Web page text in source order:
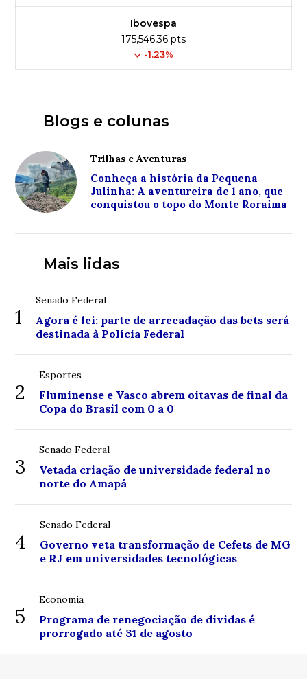
Ibovespa
175,546,36 pts
-1.23%
Blogs e colunas
Trilhas e Aventuras
Conheça a história da Pequena
Julinha: A aventureira de 1 ano, que
conquistou o topo do Monte Roraima
Mais lidas
1
Senado Federal
Agora é lei: parte de arrecadação das bets será
destinada à Polícia Federal
2
Esportes
Fluminense e Vasco abrem oitavas de final da
Copa do Brasil com 0 a 0
3
Senado Federal
Vetada criação de universidade federal no
norte do Amapá
4
Senado Federal
Governo veta transformação de Cefets de MG
e RJ em universidades tecnológicas
5
Economia
Programa de renegociação de dívidas é
prorrogado até 31 de agosto